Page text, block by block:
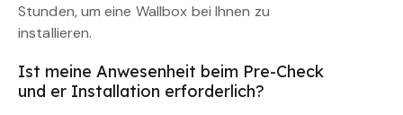
Stunden, um eine Wallbox bei Ihnen zu
installieren.
Ist meine Anwesenheit beim Pre-Check
und er Installation erforderlich?